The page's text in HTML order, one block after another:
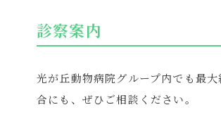
診察案内
光が丘動物病院グループ内でも最
合にも、ぜひご相談ください。